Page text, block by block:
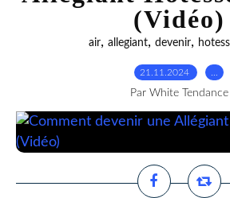
(Vidéo)
air, allegiant, devenir,
21.11.2024
Par White Tendance